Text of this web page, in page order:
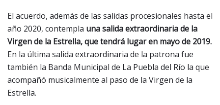
El acuerdo, además de las salidas procesionales hasta el
año 2020, contempla una salida extraordinaria de la
Virgen de la Estrella, que tendrá lugar en mayo de 2019.
En la última salida extraordinaria de la patrona fue
también la Banda Municipal de La Puebla del Río la que
acompañó musicalmente al paso de la Virgen de la
Estrella.